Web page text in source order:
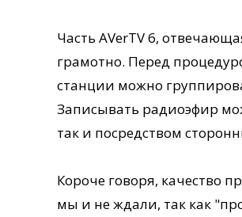
Часть AVerTV 6,
грамотно. Перед
станции можно
Записывать радиоэфир
так и посредством
Короче говоря, качество
мы и не ждали, так как